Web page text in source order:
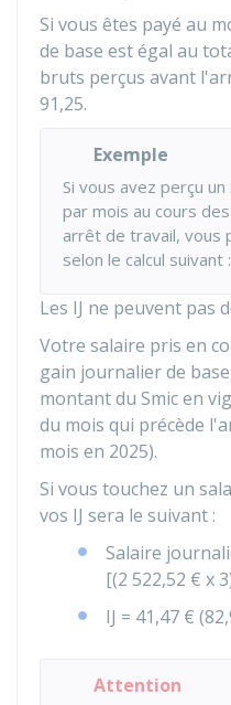
Si vous êtes payé au
de base est égal au
bruts perçus avant
91,25.
Exemple
Si vous avez perçu
par mois au cours
arrêt de travail, vous
selon le calcul suivant :
Les IJ ne peuvent pas
Votre salaire pris en
gain journalier de
montant du Smic en
du mois qui précède
mois en 2025).
Si vous touchez un
vos IJ sera le suivant :
Salaire
[(2 522,52 € x
IJ = 41,47 €
Attention